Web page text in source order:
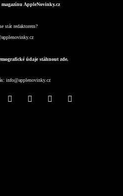
AppleNovinky.cz
stát redaktorem?
údaje stáhnout zde.
info@applenovinky.cz